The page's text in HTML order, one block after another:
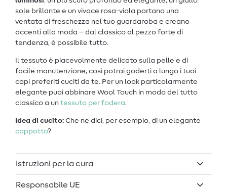
sole brillante e un vivace rosa-viola portano una
ventata di freschezza nel tuo guardaroba e creano
accenti alla moda – dal classico al pezzo forte di
tendenza, è possibile tutto.
Il tessuto è piacevolmente delicato sulla pelle e di
facile manutenzione, così potrai goderti a lungo i tuoi
capi preferiti cuciti da te. Per un look particolarmente
elegante puoi abbinare Wool Touch in modo del tutto
classico a un tessuto per fodera.
Idea di cucito: Che ne dici, per esempio, di un elegante
cappotto?
Istruzioni per la cura
Responsabile UE